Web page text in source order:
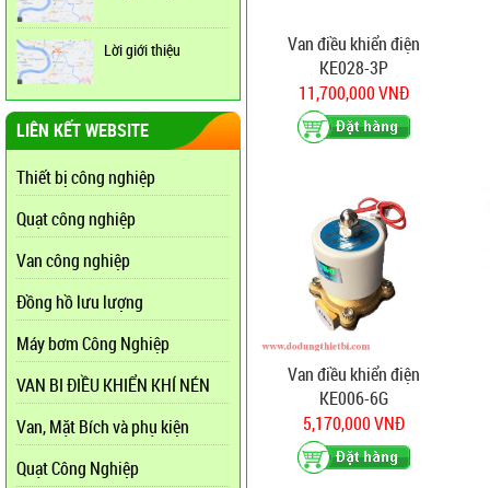
Lời giới thiệu
LIÊN KẾT WEBSITE
Thiết bị công nghiệp
Quạt công nghiệp
Van công nghiệp
Đồng hồ lưu lượng
Máy bơm Công Nghiệp
VAN BI ĐIỀU KHIỂN KHÍ NÉN
Van, Mặt Bích và phụ kiện
Quạt Công Nghiệp
Van điều khiển điện
KE028-3P
11,700,000 VNĐ
Van điều khiển điện
KE006-6G
5,170,000 VNĐ